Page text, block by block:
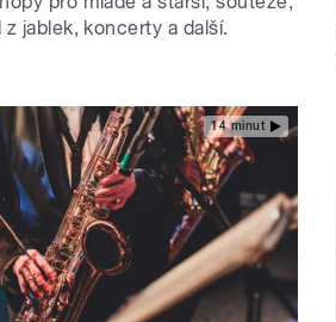
jablek, koncerty a další.
14 minut